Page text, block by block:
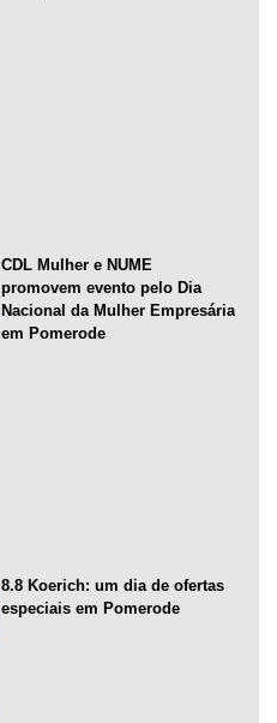
CDL Mulher e NUME
promovem evento pelo Dia
Nacional da Mulher Empresária
em Pomerode
8.8 Koerich: um dia de ofertas
especiais em Pomerode